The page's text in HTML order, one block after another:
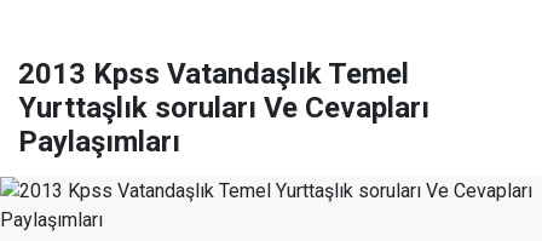
2013 Kpss Vatandaşlık Temel
Yurttaşlık soruları Ve Cevapları
Paylaşımları